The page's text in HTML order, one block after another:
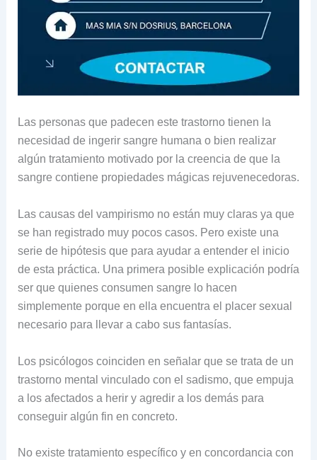
Las personas que padecen este trastorno tienen la
necesidad de ingerir sangre humana o bien realizar
algún tratamiento motivado por la creencia de que la
sangre contiene propiedades mágicas rejuvenecedoras.
Las causas del vampirismo no están muy claras ya que
se han registrado muy pocos casos. Pero existe una
serie de hipótesis que para ayudar a entender el inicio
de esta práctica. Una primera posible explicación podría
ser que quienes consumen sangre lo hacen
simplemente porque en ella encuentra el placer sexual
necesario para llevar a cabo sus fantasías.
Los psicólogos coinciden en señalar que se trata de un
trastorno mental vinculado con el sadismo, que empuja
a los afectados a herir y agredir a los demás para
conseguir algún fin en concreto.
No existe tratamiento específico y en concordancia con